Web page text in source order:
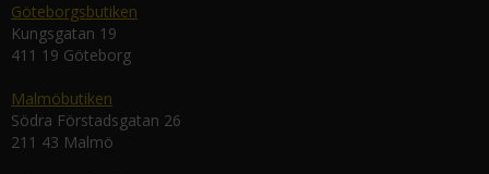
Göteborgsbutiken
Kungsgatan 19
411 19 Göteborg
Malmöbutiken
Södra Förstadsgatan 26
211 43 Malmö